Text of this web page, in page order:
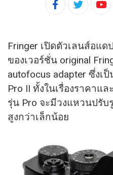
Fringer เปิดตัวเลนส์อแด
ของเวอร์ชั่น original
autofocus adapter ซึ่งเ
Pro II ทั้งในเรื่องราคาแ
รุ่น Pro จะมีวงแหวนปรับ
สูงกว่าเล็กน้อย